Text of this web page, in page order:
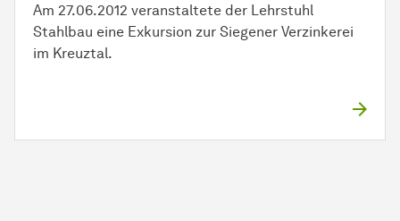
Am 27.06.2012 veranstaltete der Lehrstuhl
Stahlbau eine Exkursion zur Siegener Verzinkerei
im Kreuztal.